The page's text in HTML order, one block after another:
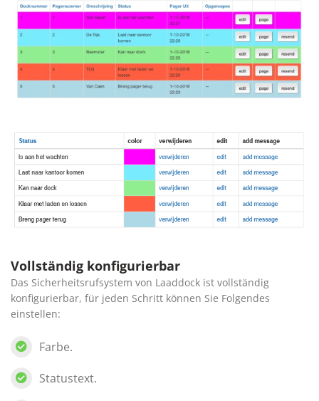
Vollständig konfigurierbar
Das Sicherheitsrufsystem von Laaddock ist vollständig
konfigurierbar, für jeden Schritt können Sie Folgendes
einstellen:
Farbe.
Statustext.